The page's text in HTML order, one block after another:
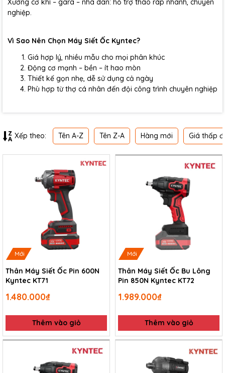
Xưởng cơ khí – gara – nhà dân: hỗ trợ tháo ráp nhanh, chuyên
nghiệp.
Vì Sao Nên Chọn Máy Siết Ốc Kyntec?
Giá hợp lý, nhiều mẫu cho mọi phân khúc
Động cơ mạnh – bền – ít hao mòn
Thiết kế gọn nhẹ, dễ sử dụng cả ngày
Phù hợp từ thợ cá nhân đến đội công trình chuyên nghiệp
Xếp theo: Tên A-Z Tên Z-A Hàng mới Giá thấp
Mới
Thân Máy Siết Ốc Pin 600N
Kyntec KT71
1.480.000₫
Thêm vào giỏ
Mới
Thân Máy Siết Ốc Bu Lông
Pin 850N Kyntec KT72
1.989.000₫
Thêm vào giỏ